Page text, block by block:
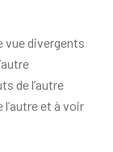
vue divergents
de l’autre
et à voir